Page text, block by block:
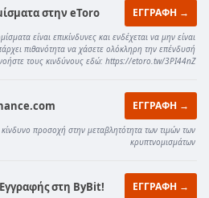
στην eToro ΕΓΓΡΑΦΗ →
είναι επικίνδυνες και ενδέχεται να μην είναι
πιθανότητα να χάσετε ολόκληρη την επένδυσή
τους κινδύνους εδώ: https://etoro.tw/3PI44nZ
ΕΓΓΡΑΦΗ →
προσοχή στην μεταβλητότητα των τιμών των
κρυπτνομισμάτων
στη ByBit! ΕΓΓΡΑΦΗ →